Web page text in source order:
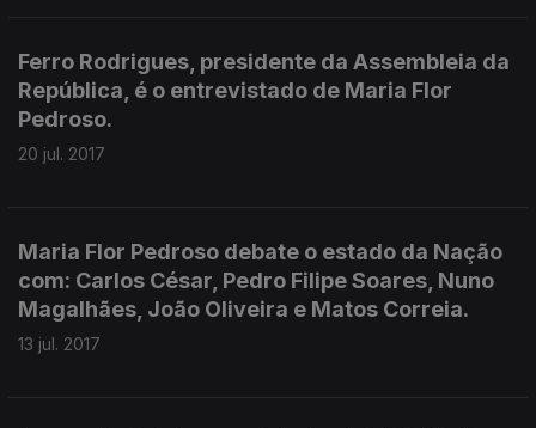
Ferro Rodrigues, presidente da Assembleia da
República, é o entrevistado de Maria Flor
Pedroso.
20 jul. 2017
Maria Flor Pedroso debate o estado da Nação
com: Carlos César, Pedro Filipe Soares, Nuno
Magalhães, João Oliveira e Matos Correia.
13 jul. 2017